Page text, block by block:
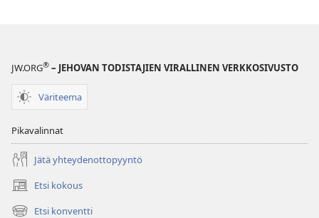
JW.ORG® – JEHOVAN TODISTAJIEN VIRALLINEN VERKKOSIVUSTO
Väriteema
Pikavalinnat
Jätä yhteydenottopyyntö
Etsi kokous
(avaa
uudenEtsi konventti